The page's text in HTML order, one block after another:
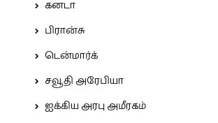
கனடா
பிரான்சு
டென்மார்க்
சவூதி அரேபியா
ஐக்கிய அரபு அமீரகம்